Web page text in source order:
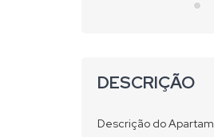
DESCRIÇÃO
Descrição do